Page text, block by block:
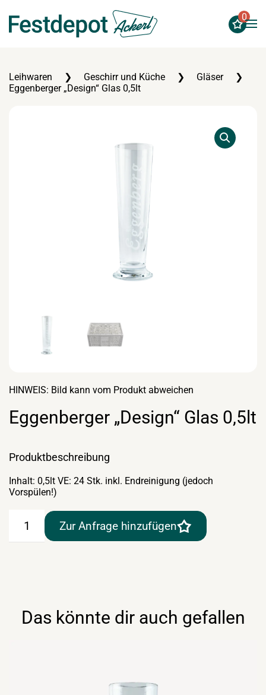
Zum Hauptinhalt springen
0
Leihwaren Geschirr und Küche
Gläser
Eggenberger „Design“ Glas 0,5lt
HINWEIS: Bild kann vom Produkt abweichen
Eggenberger „Design“ Glas 0,5lt
Produktbeschreibung
Inhalt: 0,5lt VE: 24 Stk. inkl. Endreinigung (jedoch
Vorspülen!)
Eggenberger
"Design"
Zur Anfrage hinzufügen
Das könnte dir auch gefallen